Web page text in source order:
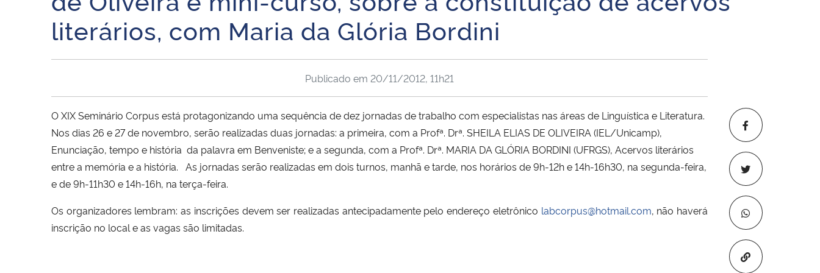
literários, com Maria da Glória Bordini
Copiar para
Publicado em 20/11/2012, 11h21
O XIX Seminário Corpus está protagonizando uma sequência de dez jornadas de trabalho com especialistas nas áreas de Linguística e Literatura.
Nos dias 26 e 27 de novembro, serão realizadas duas jornadas: a primeira, com a Profª. Drª. SHEILA ELIAS DE OLIVEIRA (IEL/Unicamp),
Enunciação, tempo e história  da palavra em Benveniste; e a segunda, com a Profª. Drª. MARIA DA GLÓRIA BORDINI (UFRGS), Acervos literários 
entre a memória e a história. As jornadas serão realizadas em dois turnos, manhã e tarde, nos horários de 9h-12h e 14h-16h30, na segunda-feira,
e de 9h-11h30 e 14h-16h, na terça-feira.
Os organizadores lembram: as inscrições devem ser realizadas antecipadamente pelo endereço eletrônico labcorpus@hotmail.com, não haverá
inscrição no local e as vagas são limitadas.